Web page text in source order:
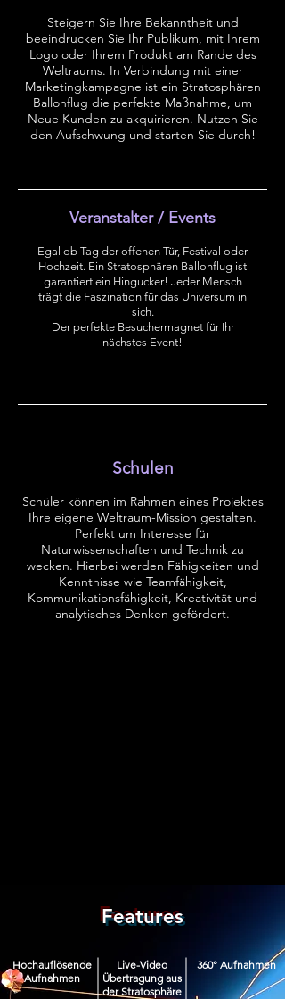
Steigern Sie Ihre Bekanntheit und
beeindrucken Sie Ihr Publikum, mit Ihrem
Logo oder Ihrem Produkt am Rande des
Weltraums. In Verbindung mit einer
Marketingkampagne ist ein Stratosphären
Ballonflug die perfekte Maßnahme, um
Neue Kunden zu akquirieren. Nutzen Sie
den Aufschwung und starten Sie durch!
Veranstalter / Events
Egal ob Tag der offenen Tür, Festival oder
Hochzeit. Ein Stratosphären Ballonflug ist
garantiert ein Hingucker! Jeder Mensch
trägt die Faszination für das Universum in
sich.
Der perfekte Besuchermagnet für Ihr
nächstes Event!
Schulen
Schüler können im Rahmen eines Projektes
Ihre eigene Weltraum-Mission gestalten.
Perfekt um Interesse für
Naturwissenschaften und Technik zu
wecken. Hierbei werden Fähigkeiten und
Kenntnisse wie Teamfähigkeit,
Kommunikationsfähigkeit, Kreativität und
analytisches Denken gefördert.
Features
Hochauflösende
Aufnahmen
Live-Video
Übertragung aus
der Stratosphäre
360° Aufnahmen